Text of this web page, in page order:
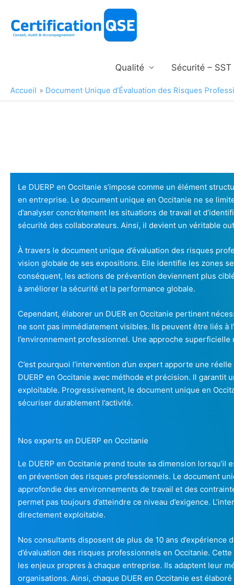
contenu
Qualité Sécurité – SST
Accueil Document Unique d’Évaluation des Risques
Le DUERP en Occitanie s’impose comme un élément
en entreprise. Le document unique en Occitanie ne se
d’analyser concrètement les situations de travail et
sécurité des collaborateurs. Ainsi, il devient un véritable
À travers le document unique d’évaluation des risques
vision globale de ses expositions. Elle identifie les zones
conséquent, les actions de prévention deviennent plus
à améliorer la sécurité et la performance globale.
Cependant, élaborer un DUER en Occitanie pertinent
ne sont pas immédiatement visibles. Ils peuvent être liés à
l’environnement professionnel. Une approche superficielle
C’est pourquoi l’intervention d’un expert apporte une
DUERP en Occitanie avec méthode et précision. Il
exploitable. Progressivement, le document unique en
sécuriser durablement l’activité.
Nos experts en DUERP en Occitanie
Le DUERP en Occitanie prend toute sa dimension lorsqu’il
en prévention des risques professionnels. Le document
approfondie des environnements de travail et des
permet pas toujours d’atteindre ce niveau d’exigence.
directement exploitable.
Nos consultants disposent de plus de 10 ans d’expérience
d’évaluation des risques professionnels en Occitanie.
les enjeux propres à chaque entreprise. Ils adaptent leur
organisations. Ainsi, chaque DUER en Occitanie est